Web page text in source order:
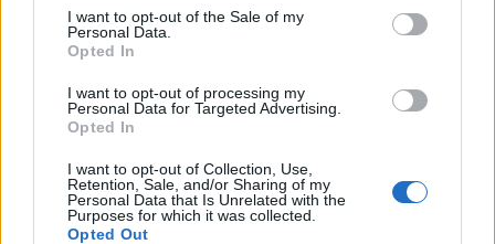
consent section.
I want to opt-out of the Sale of my
Personal Data.
Opted In
I want to opt-out of processing my
Personal Data for Targeted Advertising.
Opted In
I want to opt-out of Collection, Use,
Retention, Sale, and/or Sharing of my
Personal Data that Is Unrelated with the
Purposes for which it was collected.
Opted Out
A SmarTech Analysis legújabb piacfelmérése
alapján az additív gyártás évi 6,3 milliárd dollárt
termel a cipőiparnak. Az iparág különféle
részterületein tűnnek fel az automatizált és
digitalizált megoldások működését igazoló új 3DP-
alkalmazások. A technológia iparági hasznosítása
forradalmi…